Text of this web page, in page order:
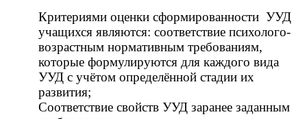
Критериями оценки сформированности УУД
учащихся являются: соответствие психолого-
возрастным нормативным требованиям,
которые формулируются для каждого вида
УУД с учётом определённой стадии их
развития;
Соответствие свойств УУД заранее заданным